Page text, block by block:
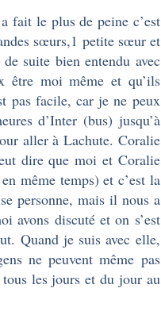
fait le plus de peine c’est
sœurs,1 petite sœur et
suite bien entendu avec
être moi même et qu’ils
pas facile, car je ne peux
d’Inter (bus) jusqu’à
aller à Lachute. Coralie
dire que moi et Coralie
même temps) et c’est la
personne, mais il nous a
avons discuté et on s’est
Quand je suis avec elle,
ne peuvent même pas
les jours et du jour au